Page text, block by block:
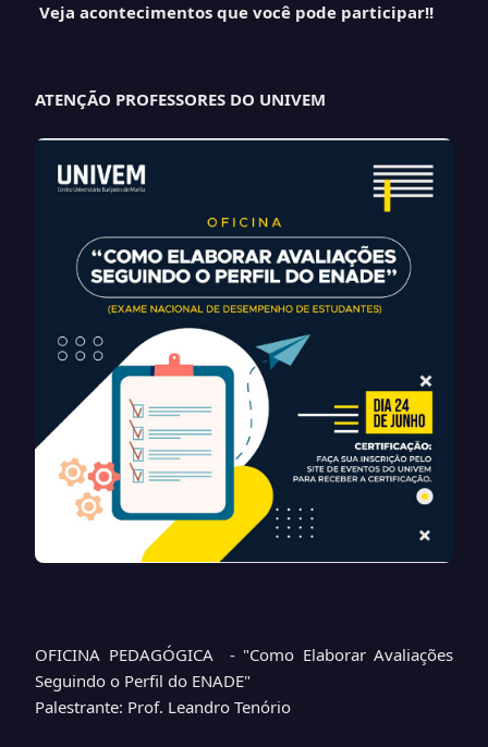
Veja acontecimentos que você pode participar!!
ATENÇÃO PROFESSORES DO UNIVEM
OFICINA PEDAGÓGICA - "Como Elaborar Avaliações
Seguindo o Perfil do ENADE"
Palestrante: Prof. Leandro Tenório